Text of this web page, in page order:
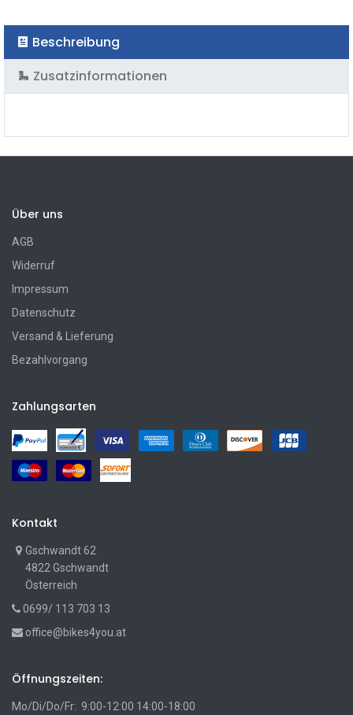
Beschreibung
Zusatzinformationen
Über uns
AGB
Widerruf
Impressum
Datenschutz
Versand & Lieferung
Bezahlvorgang
Zahlungsarten
Kontakt
Gschwandt 62
4822 Gschwandt
Österreich
0699/ 113 703 13
office@bikes4you.at
Öffnungszeiten:
Mo/Di/Do/Fr: 9:00-12:00 14:00-18:00